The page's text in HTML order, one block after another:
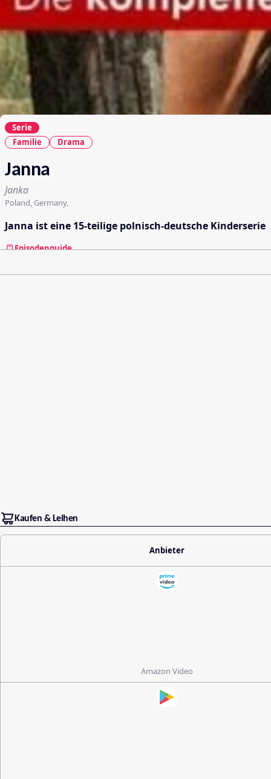
Serie
Familie
Drama
Janna
Janka
Poland, Germany,
Janna ist eine 15-teilige polnisch-deutsche Kinderserie
Episodenguide
Kaufen & Leihen
Anbieter
Amazon Video